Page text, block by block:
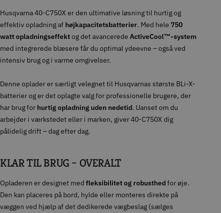
Husqvarna 40-C750X er den ultimative løsning til hurtig og
effektiv opladning af højkapacitetsbatterier. Med hele 750
watt opladningseffektog det avancerede ActiveCool™-system
med integrerede blæsere får du optimal ydeevne – også ved
intensiv brug og i varme omgivelser.
Denne oplader er særligt velegnet til Husqvarnas største BLi-X-
batterier og er det oplagte valg for professionelle brugere, der
har brug for hurtig opladning uden nedetid. Uanset om du
arbejder i værkstedet eller i marken, giver 40-C750X dig
pålidelig drift – dag efter dag.
KLAR TIL BRUG – OVERALT
Opladeren er designet med fleksibilitet og robusthedfor øje.
Den kan placeres på bord, hylde eller monteres direkte på
væggen ved hjælp af det dedikerede vægbeslag (sælges